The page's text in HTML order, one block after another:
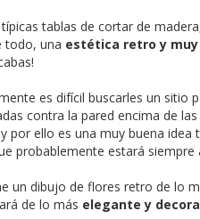
tablas de cortar de
todo, una estética retro y
es difícil buscarles un sitio
contra la pared encima de
por ello es una muy buena idea
probablemente estará siempre
un dibujo de flores retro de lo
de lo más elegante y